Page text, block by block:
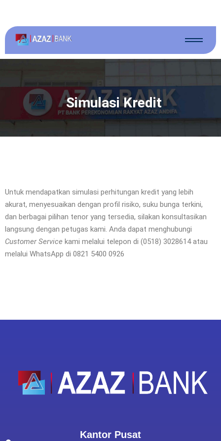
Simulasi Kredit
Untuk mendapatkan simulasi perhitungan kredit yang lebih
akurat, menyesuaikan dengan profil risiko, suku bunga terkini,
dan berbagai pilihan tenor yang tersedia, silakan konsultasikan
langsung dengan petugas kami. Anda dapat menghubungi
Customer Service kami melalui telepon di (0518) 3028614 atau
melalui WhatsApp di 0821 5400 0926
Kantor Pusat